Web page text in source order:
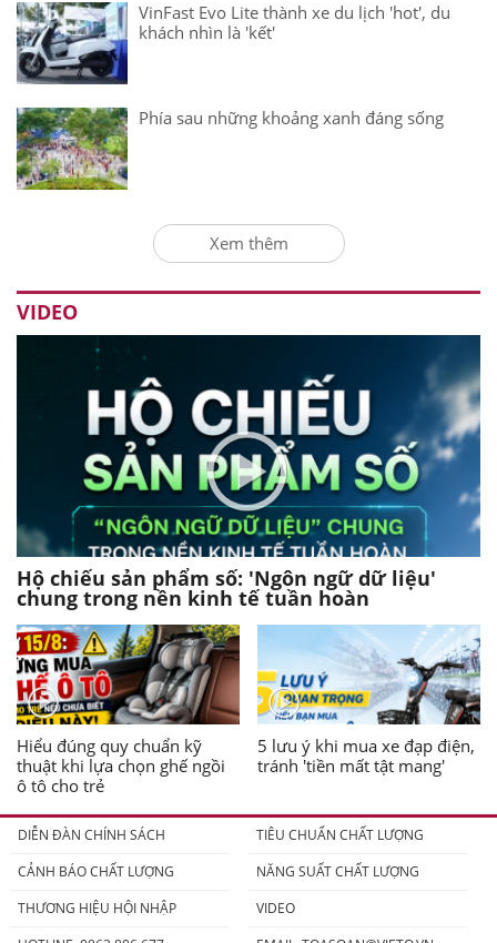
VinFast Evo Lite thành xe du lịch 'hot', du
khách nhìn là 'kết'
Phía sau những khoảng xanh đáng sống
Xem thêm
VIDEO
Hộ chiếu sản phẩm số: 'Ngôn ngữ dữ liệu'
chung trong nền kinh tế tuần hoàn
Hiểu đúng quy chuẩn kỹ
thuật khi lựa chọn ghế ngồi
ô tô cho trẻ
5 lưu ý khi mua xe đạp điện,
tránh 'tiền mất tật mang'
DIỄN ĐÀN CHÍNH SÁCH
TIÊU CHUẨN CHẤT LƯỢNG
CẢNH BÁO CHẤT LƯỢNG
NĂNG SUẤT CHẤT LƯỢNG
THƯƠNG HIỆU HỘI NHẬP
VIDEO